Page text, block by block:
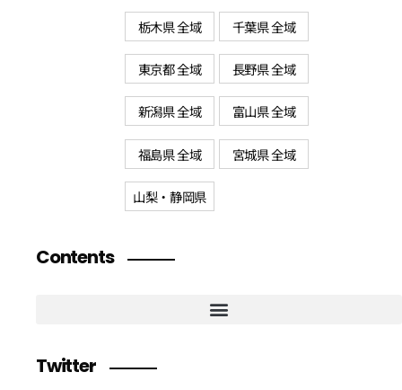
栃木県 全域 千葉県 全域
東京都 全域 長野県 全域
新潟県 全域 富山県 全域
福島県 全域 宮城県 全域
山梨・静岡県
Contents
Twitter